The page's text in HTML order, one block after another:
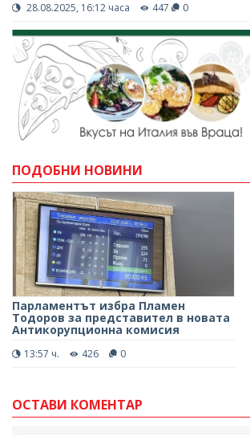
28.08.2025, 16:12 часа 447 0
ПОДОБНИ НОВИНИ
Парламентът избра Пламен
Тодоров за представител в новата
Антикорупционна комисия
13:57 ч. 426 0
ОСТАВИ КОМЕНТАР